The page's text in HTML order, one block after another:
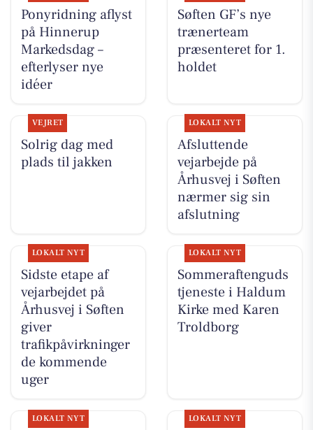
Ponyridning aflyst
på Hinnerup
Markedsdag –
efterlyser nye
idéer
Søften GF’s nye
trænerteam
præsenteret for 1.
holdet
VEJRET
Solrig dag med
plads til jakken
LOKALT NYT
Afsluttende
vejarbejde på
Århusvej i Søften
nærmer sig sin
afslutning
LOKALT NYT
Sidste etape af
vejarbejdet på
Århusvej i Søften
giver
trafikpåvirkninger
de kommende
uger
LOKALT NYT
Sommeraftenguds
tjeneste i Haldum
Kirke med Karen
Troldborg
LOKALT NYT LOKALT NYT